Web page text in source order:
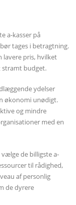
a-kasser på
tages i betragtning.
lavere pris, hvilket
budget.
ydelser
økonomi unødigt.
og mindre
med en
de billigste a-
til rådighed,
af personlig
de dyrere